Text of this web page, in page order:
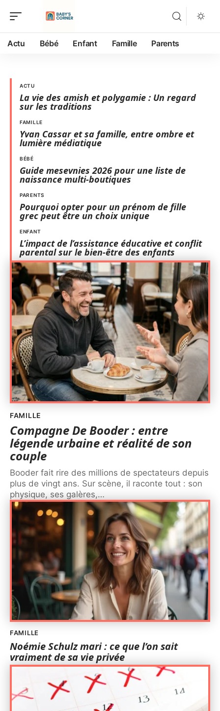
Actu Bébé Enfant Famille Parents
ACTU
La vie des amish et polygamie : Un regard
sur les traditions
FAMILLE
Yvan Cassar et sa famille, entre ombre et
lumière médiatique
BÉBÉ
Guide mesevnies 2026 pour une liste de
naissance multi-boutiques
PARENTS
Pourquoi opter pour un prénom de fille
grec peut être un choix unique
ENFANT
L’impact de l’assistance éducative et conflit
parental sur le bien-être des enfants
FAMILLE
Compagne De Booder : entre
légende urbaine et réalité de son
couple
Booder fait rire des millions de spectateurs depuis
plus de vingt ans. Sur scène, il raconte tout : son
physique, ses galères,…
FAMILLE
Noémie Schulz mari : ce que l’on sait
vraiment de sa vie privée